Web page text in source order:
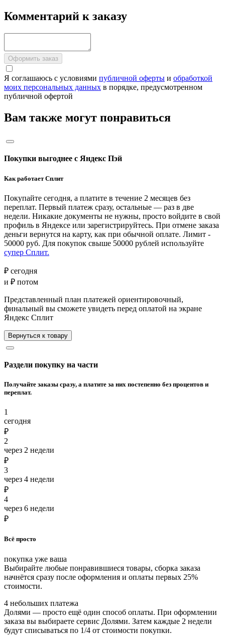
Комментарий к заказу
Оформить заказ
Я соглашаюсь с условиями публичной оферты и обработкой
моих персональных данных в порядке, предусмотренном
публичной офертой
Вам также могут понравиться
Покупки выгоднее с Яндекс Пэй
Как работает Сплит
Покупайте сегодня, а платите в течение 2 месяцев без
переплат. Первый платеж сразу, остальные — раз в две
недели. Никакие документы не нужны, просто войдите в свой
профиль в Яндексе или зарегистрируйтесь. При отмене заказа
деньги вернутся на карту, как при обычной оплате. Лимит -
50000 руб. Для покупок свыше 50000 рублей используйте
супер Сплит.
₽ сегодня
и ₽ потом
Представленный план платежей ориентировочный,
финальный вы сможете увидеть перед оплатой на экране
Яндекс Сплит
Вернуться к товару
Раздели покупку на части
Получайте заказы сразу, а платите за них постепенно без процентов и
переплат.
1
сегодня
₽
2
через 2 недели
₽
3
через 4 недели
₽
4
через 6 недели
₽
Всё просто
покупка уже ваша
Выбирайте любые понравившиеся товары, сборка заказа
начнётся сразу после оформления и оплаты первых 25%
стоимости.
4 небольших платежа
Долями — просто ещё один способ оплаты. При оформлении
заказа вы выбираете сервис Долями. Затем каждые 2 недели
будут списываться по 1/4 от стоимости покупки.